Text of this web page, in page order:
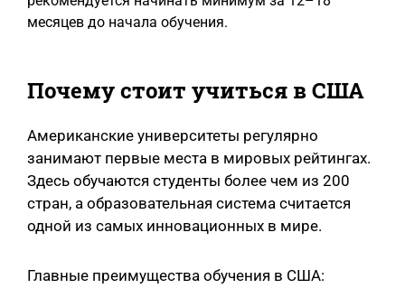
месяцев до начала обучения.
Почему стоит учиться в США
Американские университеты регулярно
занимают первые места в мировых рейтингах.
Здесь обучаются студенты более чем из 200
стран, а образовательная система считается
одной из самых инновационных в мире.
Главные преимущества обучения в США: